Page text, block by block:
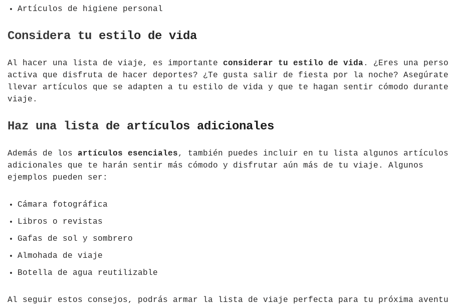
Artículos de higiene personal
Considera tu estilo de vida
Al hacer una lista de viaje, es importante considerar tu estilo de vida. ¿Eres una
activa que disfruta de hacer deportes? ¿Te gusta salir de fiesta por la noche?
llevar artículos que se adapten a tu estilo de vida y que te hagan sentir cómodo
viaje.
Haz una lista de artículos adicionales
Además de los artículos esenciales, también puedes incluir en tu lista algunos artículos
adicionales que te harán sentir más cómodo y disfrutar aún más de tu viaje. Algunos
ejemplos pueden ser:
Cámara fotográfica
Libros o revistas
Gafas de sol y sombrero
Almohada de viaje
Botella de agua reutilizable
Al seguir estos consejos, podrás armar la lista de viaje perfecta para tu próxima